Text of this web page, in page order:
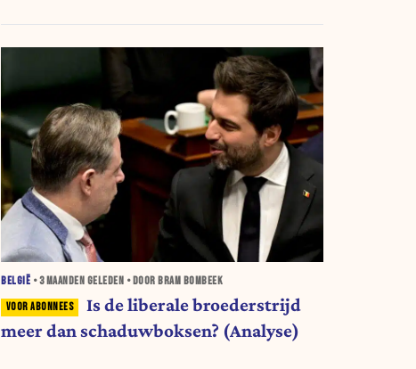
BELGIË •3 MAANDEN GELEDEN • DOOR BRAM BOMBEEK
Is de liberale broederstrijd
meer dan schaduwboksen? (Analyse)